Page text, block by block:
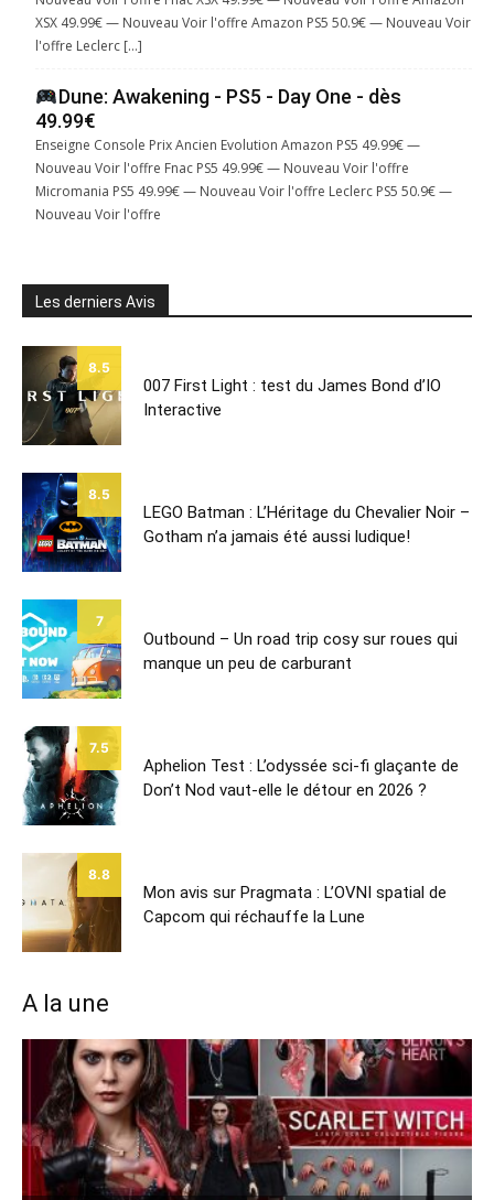
XSX 49.99€ — Nouveau Voir l'offre Amazon PS5 50.9€ — Nouveau Voir
l'offre Leclerc […]
Dune: Awakening - PS5 - Day One - dès
49.99€
Enseigne Console Prix Ancien Evolution Amazon PS5 49.99€ —
Nouveau Voir l'offre Fnac PS5 49.99€ — Nouveau Voir l'offre
Micromania PS5 49.99€ — Nouveau Voir l'offre Leclerc PS5 50.9€ —
Nouveau Voir l'offre
Les derniers Avis
8.5
007 First Light : test du James Bond d’IO
Interactive
8.5
LEGO Batman : L’Héritage du Chevalier Noir –
Gotham n’a jamais été aussi ludique!
7
Outbound – Un road trip cosy sur roues qui
manque un peu de carburant
7.5
Aphelion Test : L’odyssée sci-fi glaçante de
Don’t Nod vaut-elle le détour en 2026 ?
8.8
Mon avis sur Pragmata : L’OVNI spatial de
Capcom qui réchauffe la Lune
A la une